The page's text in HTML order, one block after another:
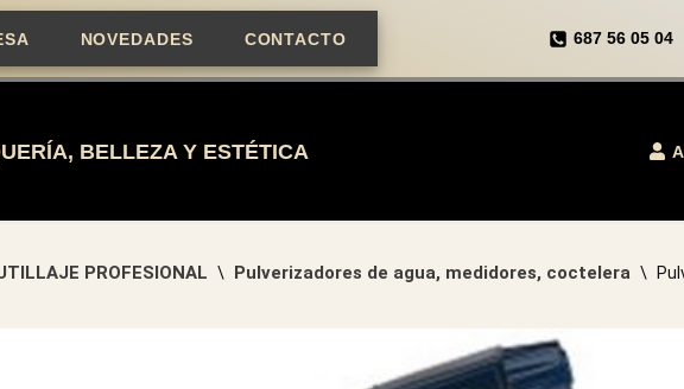
NOVEDADES CONTACTO 687 56 05 04
BELLEZA Y ESTÉTICA
PROFESIONAL \ Pulverizadores de agua, medidores, coctelera \